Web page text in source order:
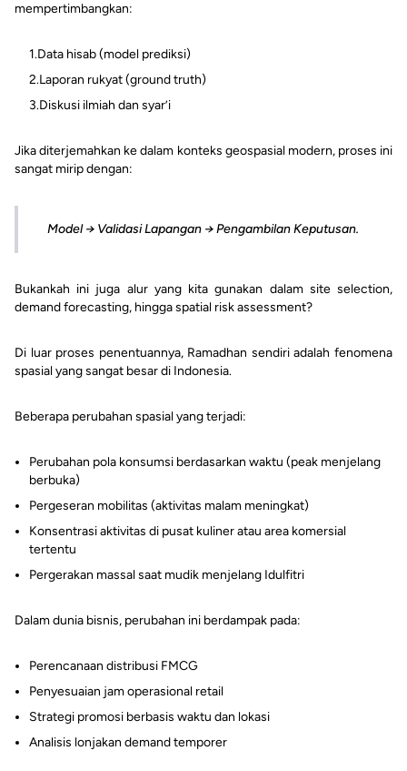
mempertimbangkan:
1.Data hisab (model prediksi)
2.Laporan rukyat (ground truth)
3.Diskusi ilmiah dan syar’i
Jika diterjemahkan ke dalam konteks geospasial modern, proses ini
sangat mirip dengan:
Model → Validasi Lapangan → Pengambilan Keputusan.
Bukankah ini juga alur yang kita gunakan dalam site selection,
demand forecasting, hingga spatial risk assessment?
Di luar proses penentuannya, Ramadhan sendiri adalah fenomena
spasial yang sangat besar di Indonesia.
Beberapa perubahan spasial yang terjadi:
Perubahan pola konsumsi berdasarkan waktu (peak menjelang
berbuka)
Pergeseran mobilitas (aktivitas malam meningkat)
Konsentrasi aktivitas di pusat kuliner atau area komersial
tertentu
Pergerakan massal saat mudik menjelang Idulfitri
Dalam dunia bisnis, perubahan ini berdampak pada:
Perencanaan distribusi FMCG
Penyesuaian jam operasional retail
Strategi promosi berbasis waktu dan lokasi
Analisis lonjakan demand temporer